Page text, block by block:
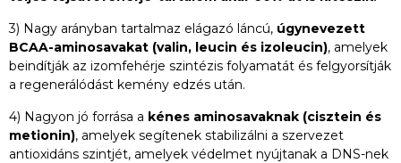
3) Nagy arányban tartalmaz elágazó láncú, úgynevezett
BCAA-aminosavakat (valin, leucin és izoleucin), amelyek
beindítják az izomfehérje szintézis folyamatát és felgyorsítják
a regenerálódást kemény edzés után.
4) Nagyon jó forrása a kénes aminosavaknak (cisztein és
metionin), amelyek segítenek stabilizálni a szervezet
antioxidáns szintjét, amelyek védelmet nyújtanak a DNS-nek